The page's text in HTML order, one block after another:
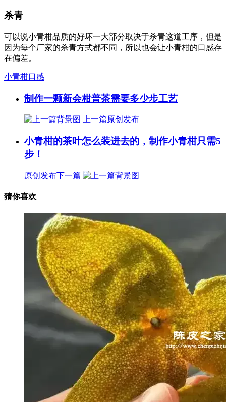
杀青
可以说小青柑品质的好坏一大部分取决于杀青这道工序，但是
因为每个厂家的杀青方式都不同，所以也会让小青柑的口感存
在偏差。
小青柑口感
制作一颗新会柑普茶需要多少步工艺
上一篇原创发布
小青柑的茶叶怎么装进去的，制作小青柑只需5
步！
原创发布下一篇
猜你喜欢